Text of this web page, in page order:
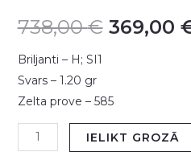
738,00€ 369,00
Briljanti – H; SI1
Svars – 1.20 gr
Zelta prove – 585
IELIKT GROZĀ